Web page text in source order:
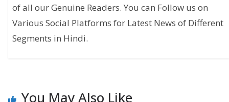
of all our Genuine Readers. You can Follow us on
Various Social Platforms for Latest News of Different
Segments in Hindi.
You May Also Like